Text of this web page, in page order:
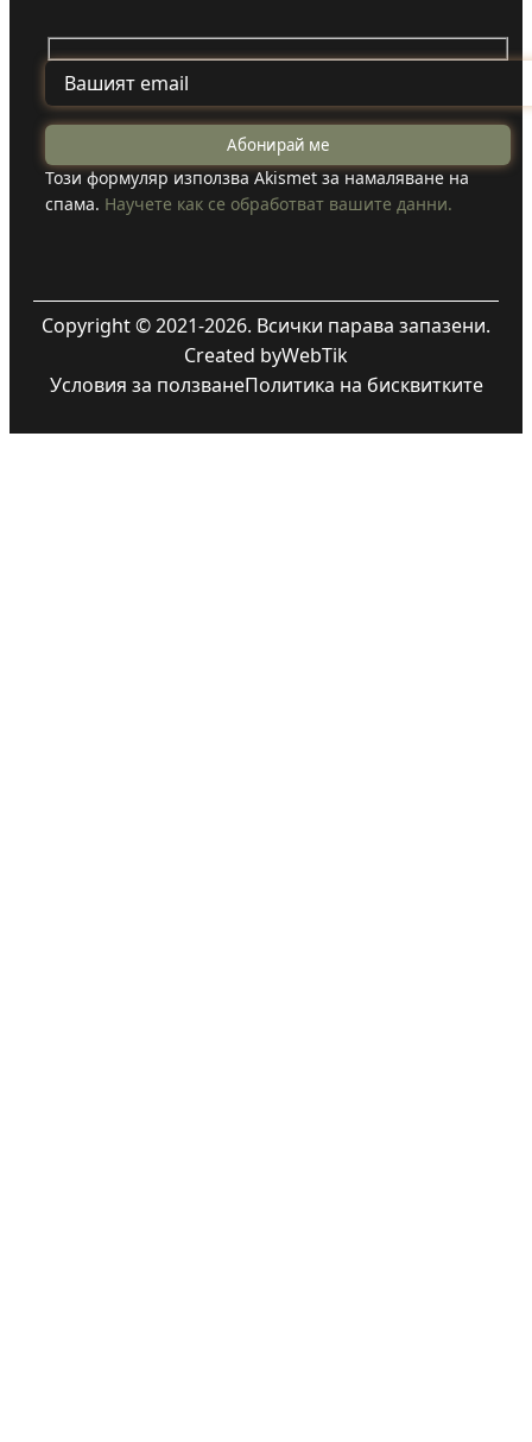
Този формуляр използва Akismet за намаляване на
спама. Научете как се обработват вашите данни.
Copyright © 2021-2026. Всички парава запазени.
Created byWebTik
Условия за ползванеПолитика на бисквитките